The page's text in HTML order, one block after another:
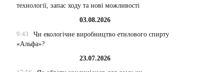
технології, запас ходу та нові можливості
03.08.2026
9:43
Чи екологічне виробництво етилового спирту
«Альфа»?
23.07.2026